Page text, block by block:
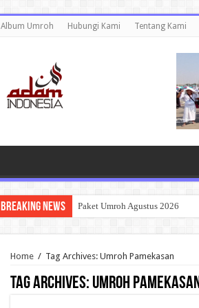
Album Umroh Hubungi Kami Tentang Kami
Breaking News Paket Umroh Agustus 2026
Home / Tag Archives: Umroh Pamekasan
Tag Archives: Umroh